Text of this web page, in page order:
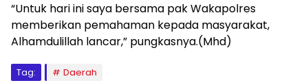
“Untuk hari ini saya bersama pak Wakapolres
memberikan pemahaman kepada masyarakat,
Alhamdulillah lancar,” pungkasnya.(Mhd)
Tag:
Daerah